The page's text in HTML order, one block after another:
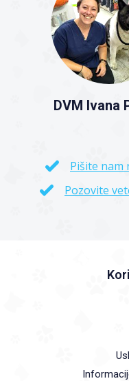
DVM Ivana
Pišite nam
Pozovite